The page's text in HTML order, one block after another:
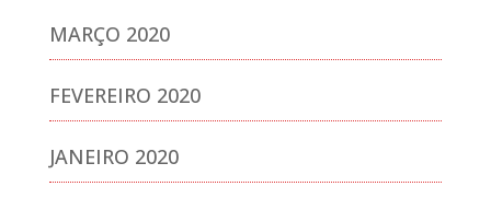
MARÇO 2020
FEVEREIRO 2020
JANEIRO 2020